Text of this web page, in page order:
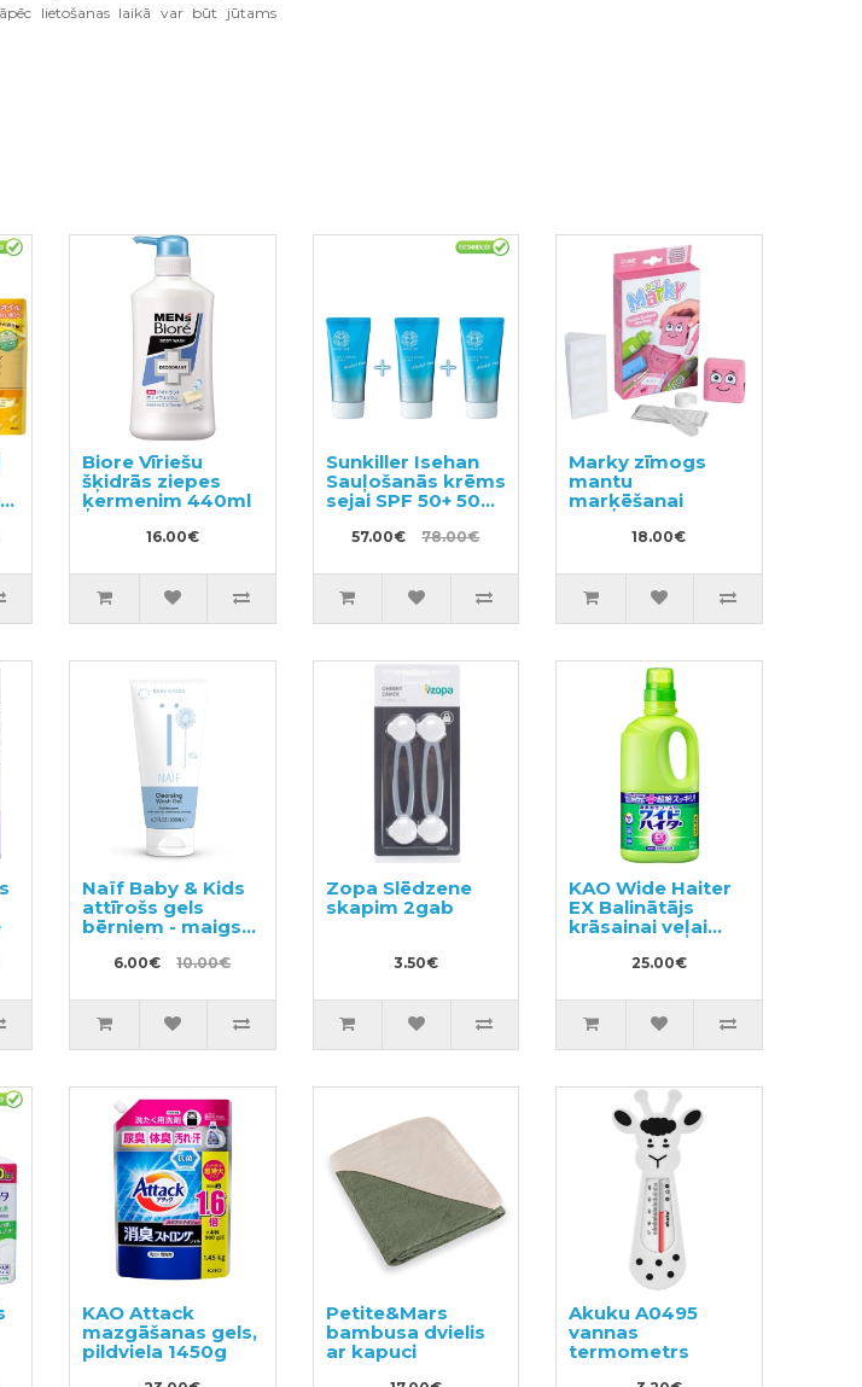
lietošanas laikā var būt jūtams
Biore Vīriešu
šķidrās ziepes
ķermenim 440ml
16.00€
Sunkiller Isehan
Sauļošanās krēms
sejai SPF 50+ 50g
57.00€ 78.00€
Marky zīmogs
mantu
marķēšanai
18.00€
Naïf Baby & Kids
attīrošs gels
bērniem - maigs
gels visiem ādas
tipiem 200ml
6.00€ 10.00€
Zopa Slēdzene
skapim 2gab
3.50€
KAO Wide Haiter
EX Balinātājs
krāsainai veļai
25.00€
KAO Attack
mazgāšanas gels,
pildviela 1450g
Petite&Mars
bambusa dvielis
ar kapuci
Akuku A0495
vannas
termometrs